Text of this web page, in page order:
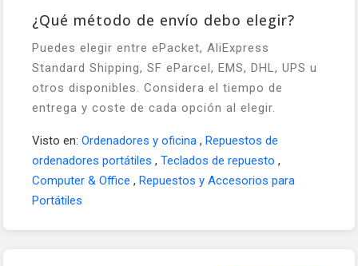
¿Qué método de envío debo elegir?
Puedes elegir entre ePacket, AliExpress
Standard Shipping, SF eParcel, EMS, DHL, UPS u
otros disponibles. Considera el tiempo de
entrega y coste de cada opción al elegir.
Visto en: Ordenadores y oficina , Repuestos de
ordenadores portátiles , Teclados de repuesto ,
Computer & Office , Repuestos y Accesorios para
Portátiles